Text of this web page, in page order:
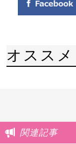
オススメ
関連記事